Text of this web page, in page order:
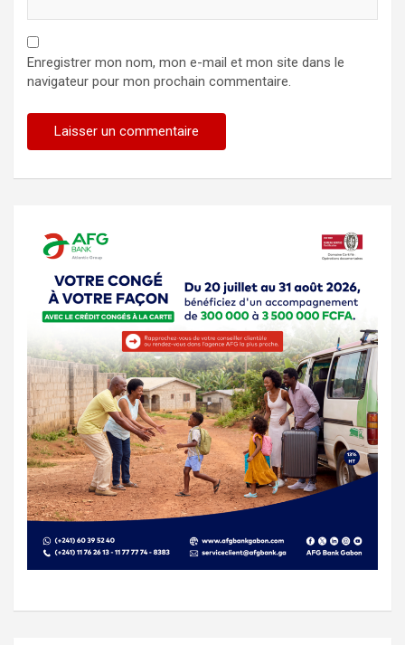
Enregistrer mon nom, mon e-mail et mon site dans le
navigateur pour mon prochain commentaire.